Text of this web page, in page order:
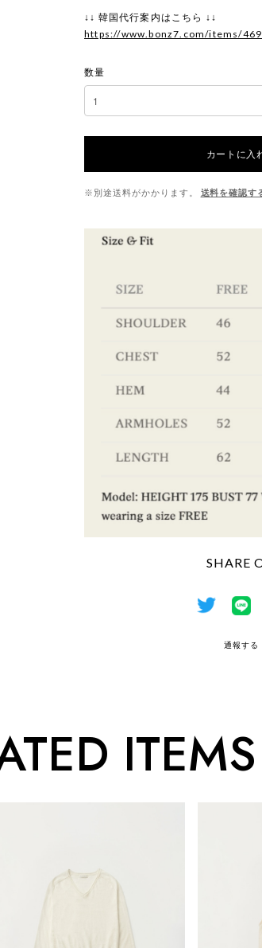
↓↓ 韓国代行案内はこちら ↓↓
https://www.bonz7.com/items/
数量
カートに入
※別途送料がかかります。 送料を確認す
SHARE
通報する
ITEMS